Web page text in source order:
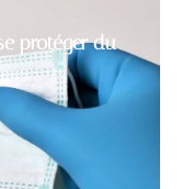
protéger du